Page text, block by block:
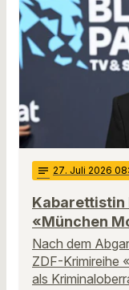
notes 27. Juli 2026
Kabarettistin
«München
Nach dem
ZDF-Krimireihe
als